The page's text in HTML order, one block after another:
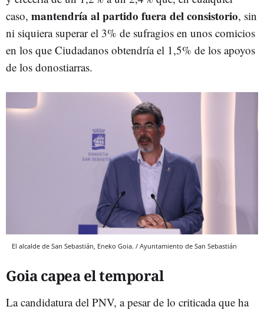
caso, mantendría al partido fuera del consistorio, sin
ni siquiera superar el 3% de sufragios en unos comicios
en los que Ciudadanos obtendría el 1,5% de los apoyos
de los donostiarras.
El alcalde de San Sebastián, Eneko Goia. / Ayuntamiento de San Sebastián
Goia capea el temporal
La candidatura del PNV, a pesar de lo criticada que ha